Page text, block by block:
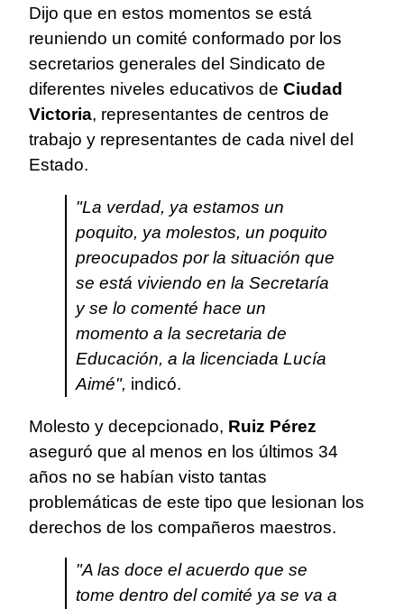
Dijo que en estos momentos se está
reuniendo un comité conformado por los
secretarios generales del Sindicato de
diferentes niveles educativos de Ciudad
Victoria, representantes de centros de
trabajo y representantes de cada nivel del
Estado.
"La verdad, ya estamos un
poquito, ya molestos, un poquito
preocupados por la situación que
se está viviendo en la Secretaría
y se lo comenté hace un
momento a la secretaria de
Educación, a la licenciada Lucía
Aimé", indicó.
Molesto y decepcionado, Ruiz Pérez
aseguró que al menos en los últimos 34
años no se habían visto tantas
problemáticas de este tipo que lesionan los
derechos de los compañeros maestros.
"A las doce el acuerdo que se
tome dentro del comité ya se va a